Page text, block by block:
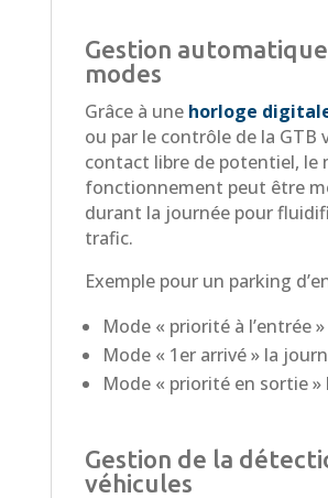
Gestion
modes
Grâce à une horloge
ou par le contrôle de la GTB
contact libre de potentiel, le
fonctionnement peut être
durant la journée pour
trafic.
Exemple pour un parking
Mode « priorité à l’entrée
Mode « 1er arrivé » la
Mode « priorité en sortie »
Gestion de la
véhicules